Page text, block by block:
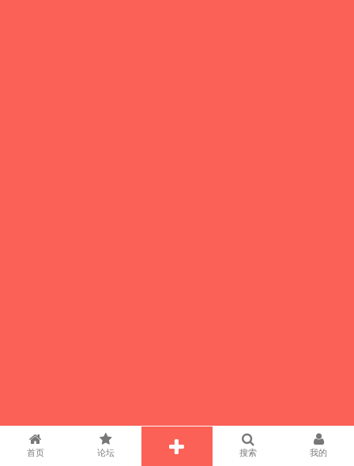
首页 论坛 搜索 我的